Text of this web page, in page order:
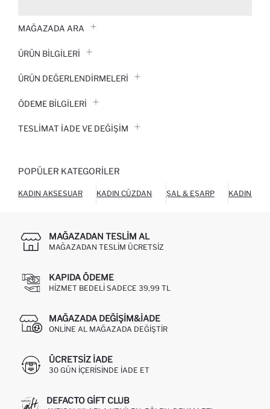
MAĞAZADA ARA
ÜRÜN BILGILERI
ÜRÜN DEĞERLENDİRMELERİ
ÖDEME BİLGİLERİ
TESLIMAT İADE VE DEĞIŞIM
POPÜLER KATEGORILER
KADIN AKSESUAR KADIN CÜZDAN ŞAL & EŞARP KADIN
MAĞAZADAN TESLIM AL
MAĞAZADAN TESLIM ÜCRETSIZ
KAPIDA ÖDEME
HIZMET BEDELI SADECE 39,99 TL
MAĞAZADA DEĞIŞIM&İADE
ONLINE AL MAĞAZADA DEĞIŞTIR
ÜCRETSIZ IADE
30 GÜN IÇERISINDE IADE ET
DEFACTO GIFT CLUB